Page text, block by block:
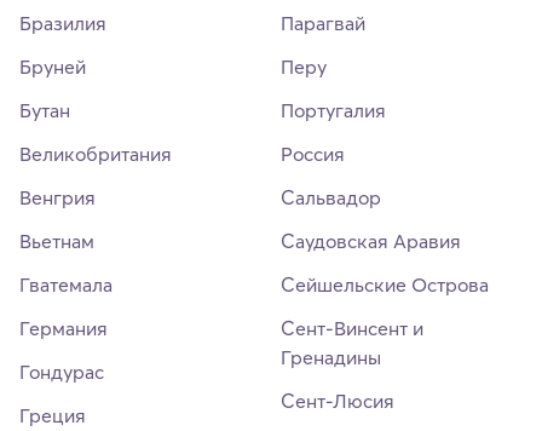
Бразилия
Бруней
Бутан
Великобритания
Венгрия
Вьетнам
Гватемала
Германия
Гондурас
Греция
Парагвай
Перу
Португалия
Россия
Сальвадор
Саудовская Аравия
Сейшельские Острова
Сент-Винсент и
Гренадины
Сент-Люсия